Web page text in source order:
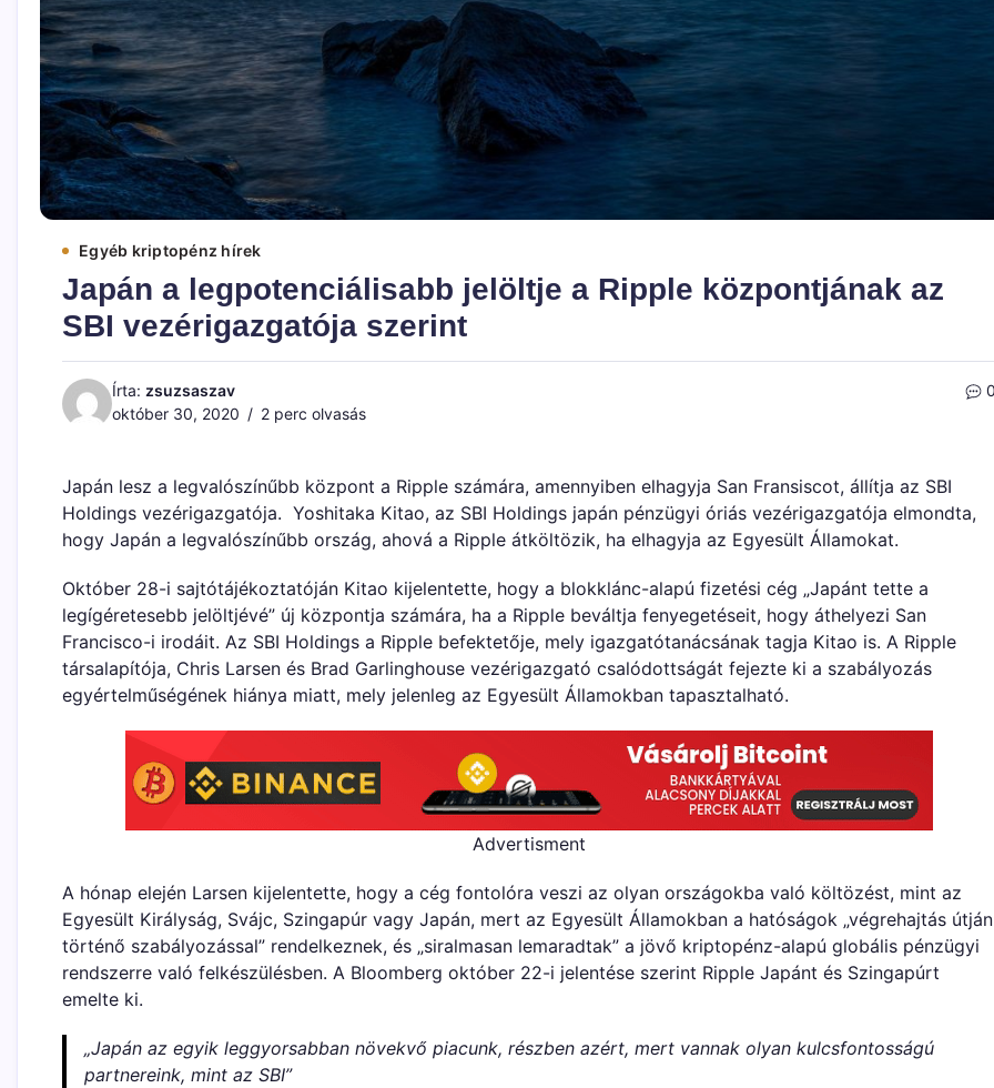
Egyéb kriptopénz hírek
Japán a legpotenciálisabb jelöltje a Ripple központjának az
SBI vezérigazgatója szerint
Írta: zsuzsaszav
október 30, 2020
2 perc olvasás
Japán lesz a legvalószínűbb központ a Ripple számára, amennyiben elhagyja San Fransiscot, állítja az SBI
Holdings vezérigazgatója. Yoshitaka Kitao, az SBI Holdings japán pénzügyi óriás vezérigazgatója elmondta,
hogy Japán a legvalószínűbb ország, ahová a Ripple átköltözik, ha elhagyja az Egyesült Államokat.
Október 28-i sajtótájékoztatóján Kitao kijelentette, hogy a blokklánc-alapú fizetési cég „Japánt tette a
legígéretesebb jelöltjévé” új központja számára, ha a Ripple beváltja fenyegetéseit, hogy áthelyezi San
Francisco-i irodáit. Az SBI Holdings a Ripple befektetője, mely igazgatótanácsának tagja Kitao is. A Ripple
társalapítója, Chris Larsen és Brad Garlinghouse vezérigazgató csalódottságát fejezte ki a szabályozás
egyértelműségének hiánya miatt, mely jelenleg az Egyesült Államokban tapasztalható.
Advertisment
A hónap elején Larsen kijelentette, hogy a cég fontolóra veszi az olyan országokba való költözést, mint az
Egyesült Királyság, Svájc, Szingapúr vagy Japán, mert az Egyesült Államokban a hatóságok „végrehajtás útján
történő szabályozással” rendelkeznek, és „siralmasan lemaradtak” a jövő kriptopénz-alapú globális pénzügyi
rendszerre való felkészülésben. A Bloomberg október 22-i jelentése szerint Ripple Japánt és Szingapúrt
emelte ki.
„Japán az egyik leggyorsabban növekvő piacunk, részben azért, mert vannak olyan kulcsfontosságú
partnereink, mint az SBI”